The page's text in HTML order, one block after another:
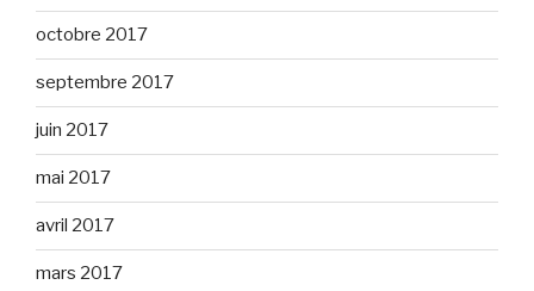
octobre 2017
septembre 2017
juin 2017
mai 2017
avril 2017
mars 2017